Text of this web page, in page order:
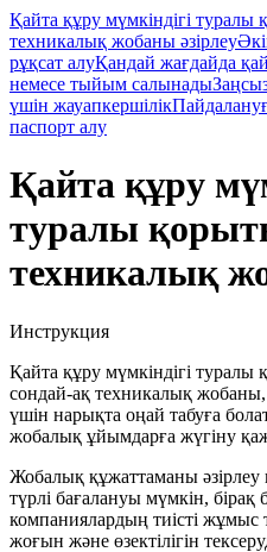
Қайта құру мүмкіндігі
техникалық жобаны әзірлеу
рұқсат алуҚандай жағдайда
немесе тыйым салынады
үшін жауапкершілік
паспорт алу
Қайта құру
туралы
техникалық
Инструкция
Қайта құру мүмкіндігі
сондай-ақ техникалық
үшін нарықта оңай табуға
жобалық ұйымдарға жүгіну
Жобалық құжаттаманы әзірлеу
түрлі бағалануы мүмкін, бірақ
компаниялардың тиісті жұмыс
жоғын және өзектілігін